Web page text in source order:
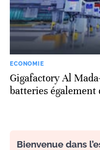
ECONOMIE
Gigafactory Al
batteries également
Bienvenue dans